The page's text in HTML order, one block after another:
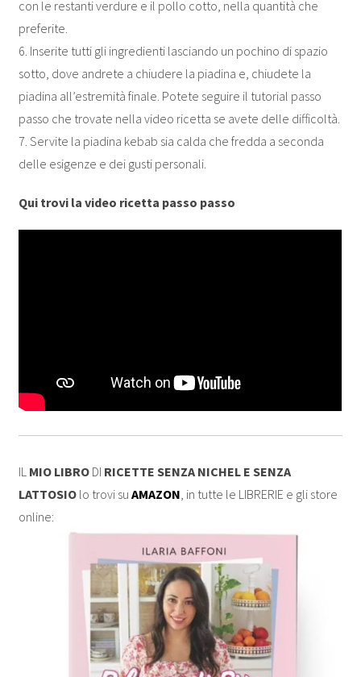
con le restanti verdure e il pollo cotto, nella quantità che
preferite.
6. Inserite tutti gli ingredienti lasciando un pochino di spazio
sotto, dove andrete a chiudere la piadina e, chiudete la
piadina all’estremità finale. Potete seguire il tutorial passo
passo che trovate nella video ricetta se avete delle difficoltà.
7. Servite la piadina kebab sia calda che fredda a seconda
delle esigenze e dei gusti personali.
Qui trovi la video ricetta passo passo
IL MIO LIBRO DI RICETTE SENZA NICHEL E SENZA
LATTOSIO lo trovi suAMAZON, in tutte le LIBRERIE e gli store
online: